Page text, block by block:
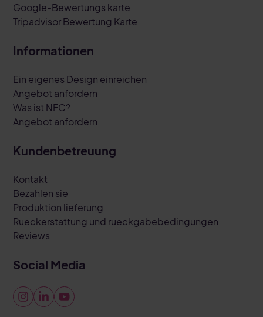
Google-Bewertungs karte
Tripadvisor Bewertung Karte
Informationen
Ein eigenes Design einreichen
Angebot anfordern
Was ist NFC?
Angebot anfordern
Kundenbetreuung
Kontakt
Bezahlen sie
Produktion lieferung
Rueckerstattung und rueckgabebedingungen
Reviews
Social Media